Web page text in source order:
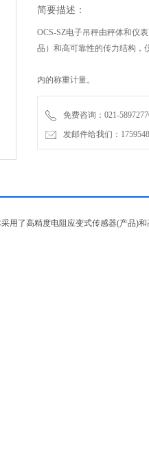
简要描述：
OCS-SZ电子吊秤由秤体和仪
品）和高可靠性的传力结构，
内的称重计量。
免费咨询：021-
发邮件给我们：
了高精度电阻应变式传感器(产品)